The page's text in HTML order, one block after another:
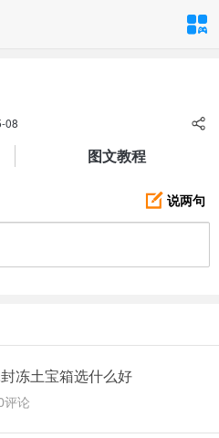
益智
+款手游
1百+款手游
款手游
策略塔防
1百+款手游
解谜
模拟经营
教育
款手游
08
图文教程
说两句
冻土宝箱选什么好
评论